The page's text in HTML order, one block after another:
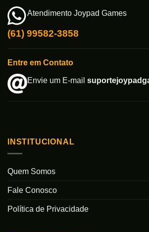
Atendimento Joypad Games
(61) 99582-3858
Entre em Contato
Envie um E-mail
INSTITUCIONAL
Quem Somos
Fale Conosco
Política de Privacidade